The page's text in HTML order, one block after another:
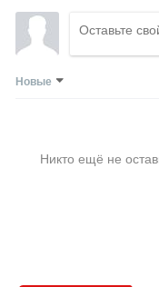
Новые
Никто ещё не